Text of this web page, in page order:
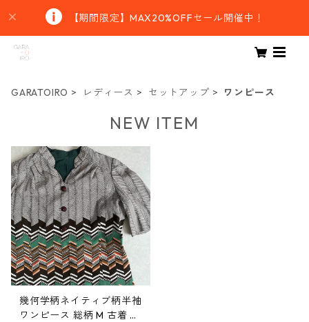
【期間限定】MAX20%OFFセール開催中！
GARATOIRO レディース セットアップ ワンピース
NEW ITEM
幾何学柄ネイティブ柄半袖
ワンピース 総柄 M 古着 レ